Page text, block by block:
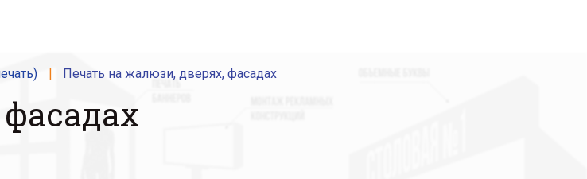
Печать на жалюзи, дверях, фасадах